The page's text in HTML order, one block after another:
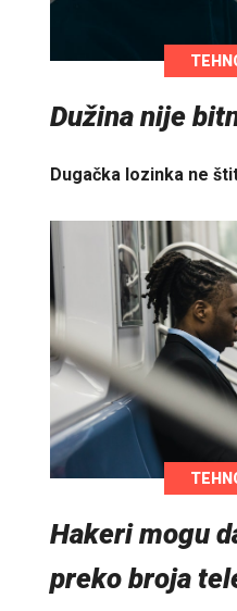
Dužina nije
Dugačka lozinka ne
Hakeri mogu
preko broja